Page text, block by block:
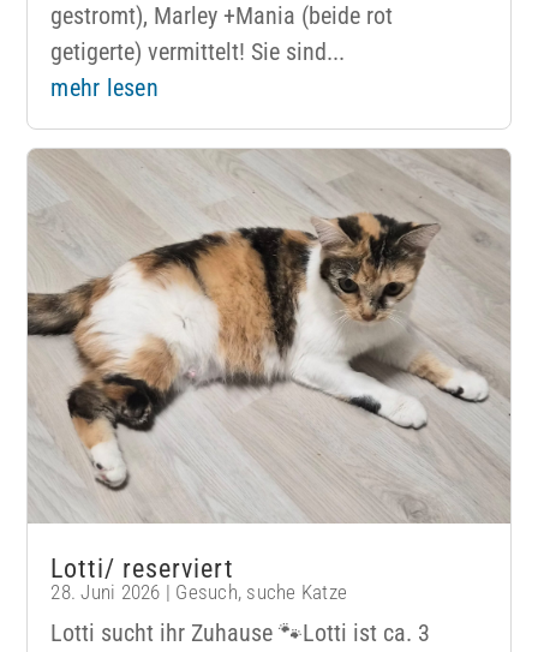
gestromt), Marley +Mania (beide rot
getigerte) vermittelt! Sie sind...
mehr lesen
Lotti/ reserviert
28. Juni 2026 | Gesuch, suche Katze
Lotti sucht ihr Zuhause 🐾Lotti ist ca. 3